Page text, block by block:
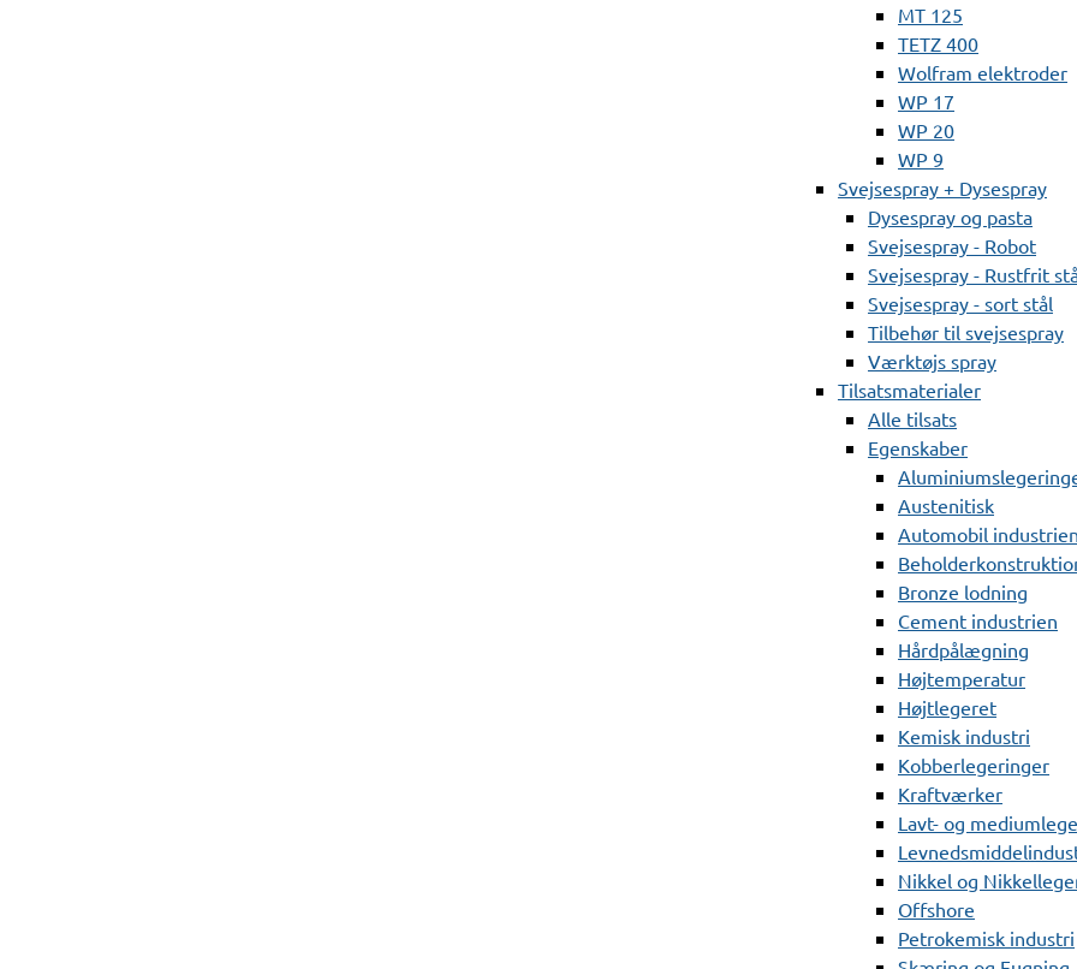
MT 125
TETZ 400
Wolfram elektroder
WP 17
WP 20
WP 9
Svejsespray + Dysespray
Dysespray og pasta
Svejsespray - Robot
Svejsespray - Rustfrit
Svejsespray - sort stål
Tilbehør til svejsespray
Værktøjs spray
Tilsatsmaterialer
Alle tilsats
Egenskaber
Austenitisk
Automobil industrien
Bronze lodning
Cement industrien
Hårdpålægning
Højtemperatur
Højtlegeret
Kemisk industri
Kobberlegeringer
Kraftværker
Lavt- og
Nikkel og
Offshore
Petrokemisk industri